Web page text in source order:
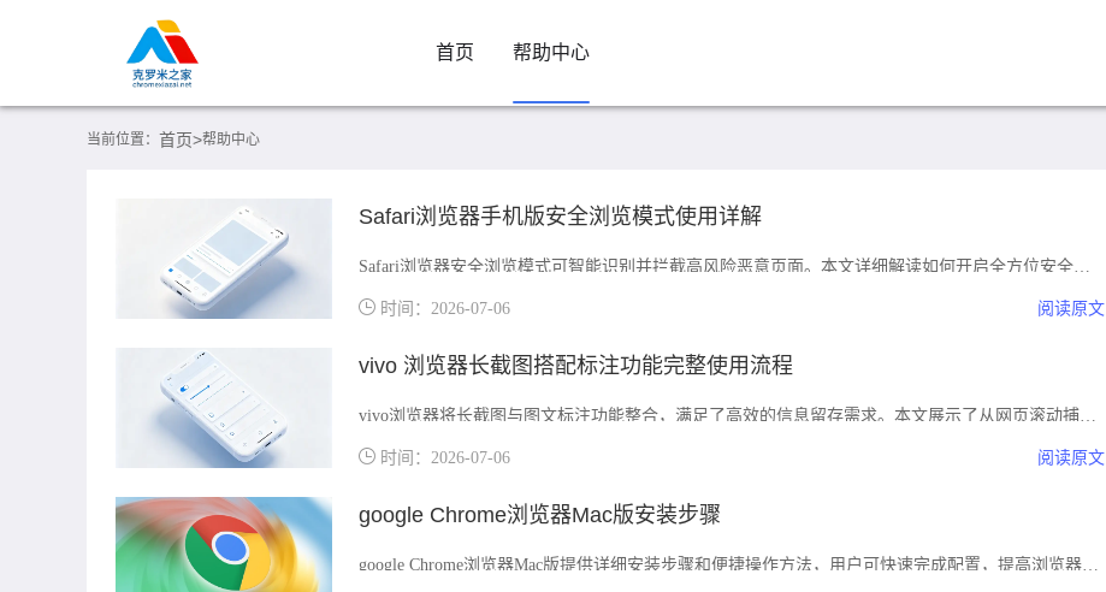
首页 帮助中心
当前位置： 首页>帮助中心
Safari浏览器手机版安全浏览模式使用详解
Safari浏览器安全浏览模式可智能识别并拦截高风险恶意页面。本文详细解读如何开启全方位安全防
时间：2026-07-06
阅读原文
vivo 浏览器长截图搭配标注功能完整使用流程
vivo浏览器将长截图与图文标注功能整合，满足了高效的信息留存需求。本文展示了从网页滚动捕捉
时间：2026-07-06
阅读原文
google Chrome浏览器Mac版安装步骤
google Chrome浏览器Mac版提供详细安装步骤和便捷操作方法，用户可快速完成配置，提高浏览器运